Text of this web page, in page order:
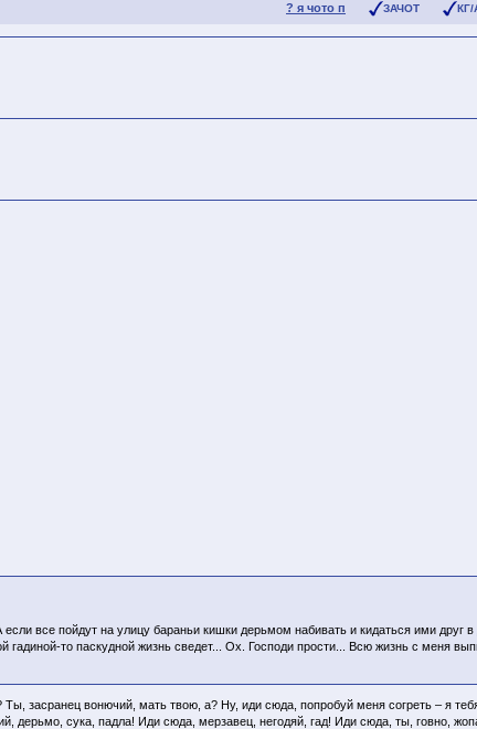
? я чото п ЗАЧОТ
все пойдут на улицу бараньи кишки дерьмом набивать и кидаться ими друг
то паскудной жизнь сведет... Ох. Господи прости... Всю жизнь с меня
засранец вонючий, мать твою, а? Ну, иди сюда, попробуй меня согреть – я
дерьмо, сука, падла! Иди сюда, мерзавец, негодяй, гад! Иди сюда, ты, говно,